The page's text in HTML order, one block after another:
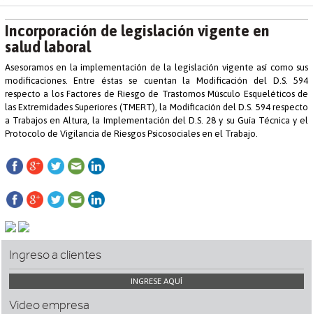
Incorporación de legislación vigente en
salud laboral
Asesoramos en la implementación de la legislación vigente así como sus
modificaciones. Entre éstas se cuentan la Modificación del D.S. 594
respecto a los Factores de Riesgo de Trastornos Músculo Esqueléticos de
las Extremidades Superiores (TMERT), la Modificación del D.S. 594 respecto
a Trabajos en Altura, la Implementación del D.S. 28 y su Guía Técnica y el
Protocolo de Vigilancia de Riesgos Psicosociales en el Trabajo.
Ingreso a clientes
INGRESE AQUÍ
Video empresa